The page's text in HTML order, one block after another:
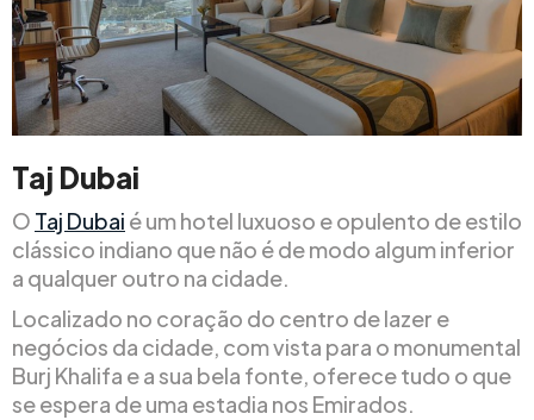
Taj Dubai
O Taj Dubai é um hotel luxuoso e opulento de estilo
clássico indiano que não é de modo algum inferior
a qualquer outro na cidade.
Localizado no coração do centro de lazer e
negócios da cidade, com vista para o monumental
Burj Khalifa e a sua bela fonte, oferece tudo o que
se espera de uma estadia nos Emirados.